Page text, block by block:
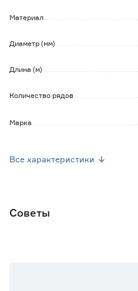
Материал
Диаметр (мм)
Длина (м)
Количество рядов
Марка
Все характеристики
Советы